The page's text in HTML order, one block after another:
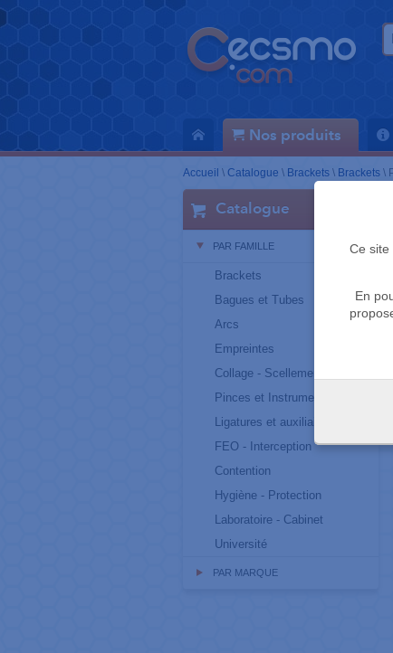
Nos produits
Ce site
En
Accueil \ Catalogue \ Brackets \ Brackets \
Catalogue
PAR FAMILLE
Brackets
Bagues et Tubes
Arcs
Empreintes
Collage - Scellement
Pinces et Instruments
Ligatures et auxiliaires
FEO - Interception
Contention
Hygiène - Protection
Laboratoire - Cabinet
Université
PAR MARQUE